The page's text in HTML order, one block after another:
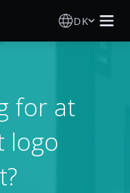
DK
for at
logo